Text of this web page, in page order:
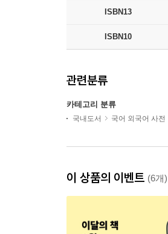
ISBN13
ISBN10
관련분류
카테고리 분류
국내도서 국어 외국어 사전
이 상품의 이벤트 (6개)